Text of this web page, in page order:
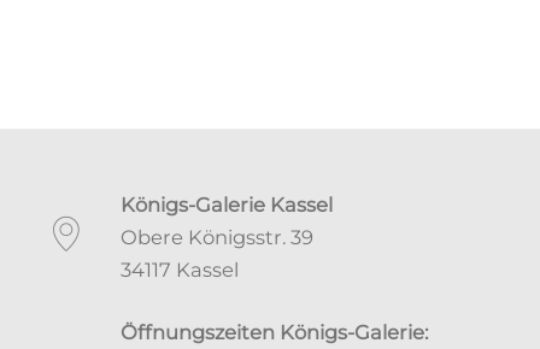
Königs-Galerie Kassel
Obere Königsstr. 39
34117 Kassel
Öffnungszeiten Königs-Galerie: